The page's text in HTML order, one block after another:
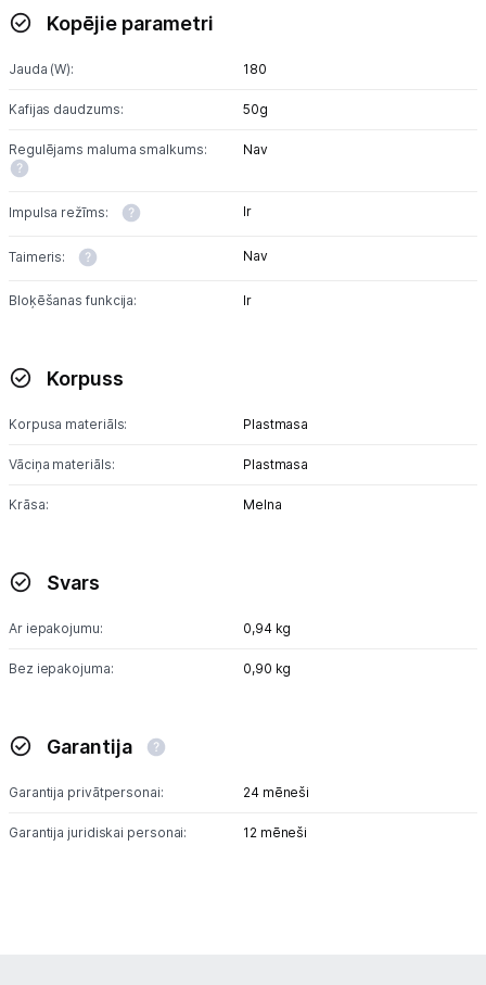
Kopējie parametri
Jauda (W): 180
Kafijas daudzums: 50g
Regulējams maluma smalkums: Nav
Impulsa režīms: Ir
Taimeris: Nav
Bloķēšanas funkcija: Ir
Korpuss
Korpusa materiāls: Plastmasa
Vāciņa materiāls: Plastmasa
Krāsa: Melna
Svars
Ar iepakojumu: 0,94 kg
Bez iepakojuma: 0,90 kg
Garantija
Garantija privātpersonai: 24 mēneši
Garantija juridiskai personai: 12 mēneši